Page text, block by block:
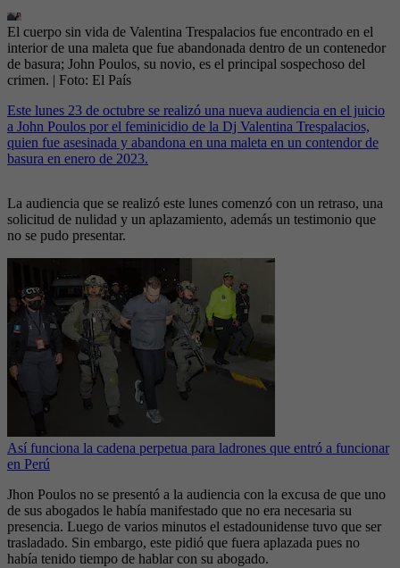
El cuerpo sin vida de Valentina Trespalacios fue encontrado en el
interior de una maleta que fue abandonada dentro de un contenedor
de basura; John Poulos, su novio, es el principal sospechoso del
crimen. | Foto: El País
Este lunes 23 de octubre se realizó una nueva audiencia en el juicio
a John Poulos por el feminicidio de la Dj Valentina Trespalacios,
quien fue asesinada y abandona en una maleta en un contendor de
basura en enero de 2023.
La audiencia que se realizó este lunes comenzó con un retraso, una
solicitud de nulidad y un aplazamiento, además un testimonio que
no se pudo presentar.
Así funciona la cadena perpetua para ladrones que entró a funcionar
en Perú
Jhon Poulos no se presentó a la audiencia con la excusa de que uno
de sus abogados le había manifestado que no era necesaria su
presencia. Luego de varios minutos el estadounidense tuvo que ser
trasladado. Sin embargo, este pidió que fuera aplazada pues no
había tenido tiempo de hablar con su abogado.